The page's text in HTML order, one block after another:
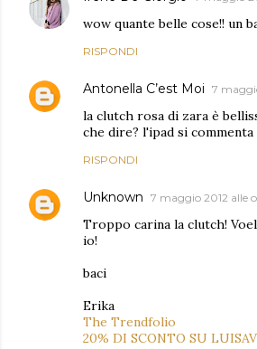
wow quante belle cose!! un
RISPONDI
Antonella C’est Moi 7
la clutch rosa di zara è
che dire? l'ipad si commenta
RISPONDI
Unknown 7 maggio 2012 alle
Troppo carina la clutch!
io!
baci
Erika
The Trendfolio
20% DI SCONTO SU